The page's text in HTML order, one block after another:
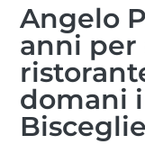
Angelo
anni per
domani
Bisceglie